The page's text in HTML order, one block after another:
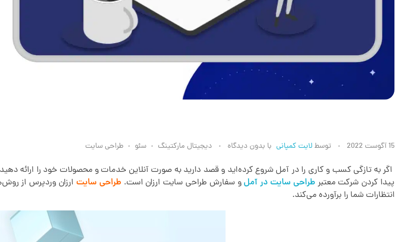
ط
ر
ا
15 آگوست 2022 توسطلایت کمپانی با بدون دیدگاه دیجیتال مارکتینگ سئو طراحی سایت
اگر به تازگی کسب و کاری را در آمل شروع کرده‌اید و قصد دارید به صورت آنلاین خدمات و محصولات خود را ارائه
پیدا کردن شرکت معتبرطراحی سایت در آملو سفارش طراحی سایت ارزان است.طراحی سایت ارزان وردپرس از
انتظارات شما را برآورده می‌کند.